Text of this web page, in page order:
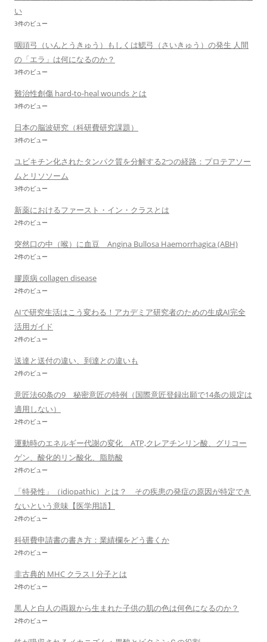
い
3件のビュー
咽頭弓（いんとうきゅう）もしくは鰓弓（さいきゅう）の発生 人間
の「エラ」は何になるのか？
3件のビュー
難治性創傷 hard-to-heal wounds とは
3件のビュー
日本の脳波研究（科研費研究課題）
3件のビュー
ユビキチン化されたタンパク質を分解する2つの経路：プロテアソー
ムとリソソーム
3件のビュー
新薬におけるファースト・イン・クラスとは
2件のビュー
突然口の中（喉）に血豆 Angina Bullosa Haemorrhagica (ABH)
2件のビュー
膠原病 collagen disease
2件のビュー
AIで研究生活はこう変わる！アカデミア研究者のための生成AI完全
活用ガイド
2件のビュー
送達と送付の違い、到達との違いも
2件のビュー
意匠法60条の9 秘密意匠の特例（国際意匠登録出願で14条の規定は
適用しない）
2件のビュー
運動時のエネルギー代謝の変化 ATP,クレアチンリン酸、グリコー
ゲン、酸化的リン酸化、脂肪酸
2件のビュー
「特発性」（idiopathic）とは？ その疾患の発症の原因が特定でき
ないという意味【医学用語】
2件のビュー
科研費申請書の書き方：業績欄をどう書くか
2件のビュー
非古典的 MHC クラス I 分子とは
2件のビュー
黒人と白人の両親から生まれた子供の肌の色は何色になるのか？
2件のビュー